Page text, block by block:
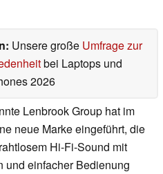
Unsere große Umfrage zur
bei Laptops und
2026
Lenbrook Group hat im
neue Marke eingeführt, die
Hi-Fi-Sound mit
und einfacher Bedienung